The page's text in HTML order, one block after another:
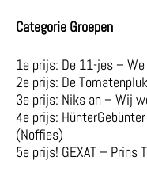
Categorie Groepen
1e prijs: De 11-jes –
2e prijs: De
3e prijs: Niks an – Wij
4e prijs:
(Noffies)
5e prijs! GEXAT – Prins